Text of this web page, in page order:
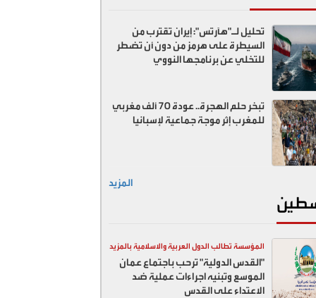
تحليل لـ"هآرتس": إيران تقترب من
السيطرة على هرمز من دون أن تضطر
للتخلي عن برنامجها النووي
تبخر حلم الهجرة.. عودة 70 ألف مغربي
للمغرب إثر موجة جماعية لإسبانيا
المزيد
المؤسسة تطالب الدول العربية والاسلامية بالمزيد
ضد اسرائيل
"القدس الدولية" ترحب باجتماع عمان
الموسع وتبنيه اجراءات عملية ضد
الاعتداء على القدس